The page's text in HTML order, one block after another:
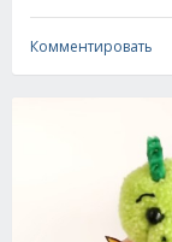
Комментировать